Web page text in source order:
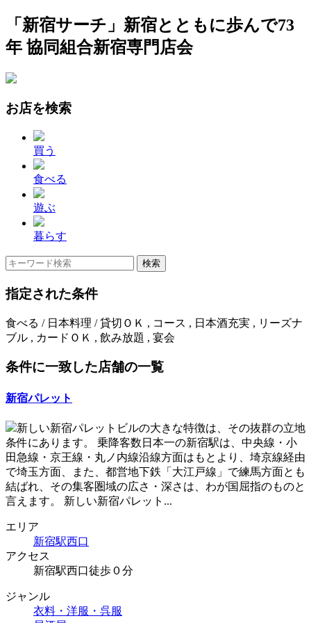
「新宿サーチ」新宿とともに歩んで73
年 協同組合新宿専門店会
お店を検索
買う
食べる
遊ぶ
暮らす
指定された条件
食べる / 日本料理 / 貸切ＯＫ , コース , 日本酒充実 , リーズナ
ブル , カードＯＫ , 飲み放題 , 宴会
条件に一致した店舗の一覧
新宿パレット
新しい新宿パレットビルの大きな特徴は、その抜群の立地
条件にあります。 乗降客数日本一の新宿駅は、中央線・小
田急線・京王線・丸ノ内線沿線方面はもとより、埼京線経由
で埼玉方面、また、都営地下鉄「大江戸線」で練馬方面とも
結ばれ、その集客圏域の広さ・深さは、わが国屈指のものと
言えます。 新しい新宿パレット...
エリア
新宿駅西口
アクセス
新宿駅西口徒歩０分
ジャンル
衣料・洋服・呉服